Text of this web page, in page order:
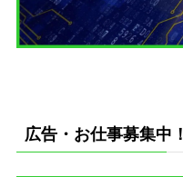
広告・お仕事募集中！